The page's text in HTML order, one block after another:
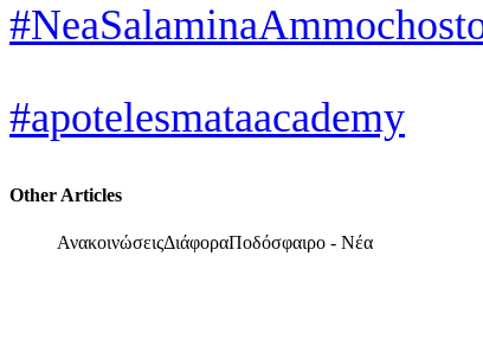
#apotelesmataacademy
Other Articles
ΑνακοινώσειςΔιάφοραΠοδόσφαιρο - Νέα